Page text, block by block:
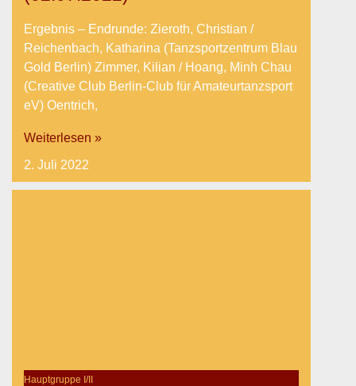
Ergebnis – Endrunde: Zieroth, Christian /
Reichenbach, Katharina (Tanzsportzentrum Blau
Gold Berlin) Zimmer, Kilian / Hoang, Minh Chau
(Creative Club Berlin-Club für Amateurtanzsport
eV) Oentrich,
Weiterlesen »
2. Juli 2022
Hauptgruppe I/II